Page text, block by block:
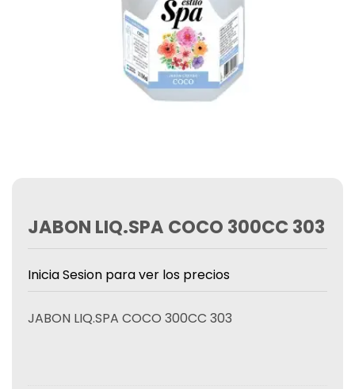
JABON LIQ.SPA COCO 300CC 303
Inicia Sesion para ver los precios
JABON LIQ.SPA COCO 300CC 303